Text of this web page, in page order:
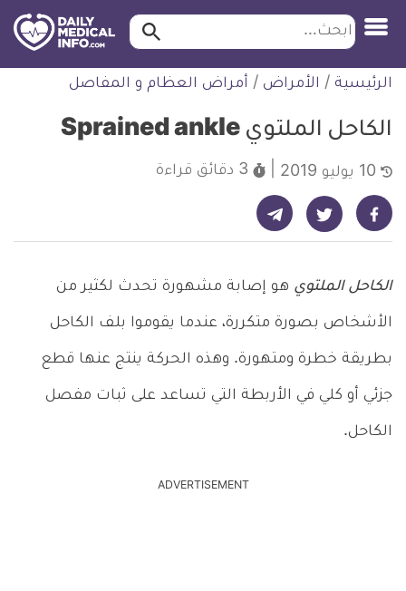
التخطي
للمحتوى
طبية
ابحث ابحث…
الرئيسية / الأمراض / أمراض العظام و المفاصل
الكاحل الملتوي Sprained ankle
3 دقائق قراءة
شارك على فيسبوك - ديلي ميديكال انفو شارك على تويتر - ديلي ميديكال انفو شارك على تيليجرام - ديلي ميديكال انفو
الكاحل الملتوي هو إصابة مشهورة تحدث لكثير من
الأشخاص بصورة متكررة، عندما يقوموا بلف الكاحل
بطريقة خطرة ومتهورة. وهذه الحركة ينتج عنها قطع
جزئي أو كلي في الأربطة التي تساعد على ثبات مفصل
الكاحل.
ADVERTISEMENT